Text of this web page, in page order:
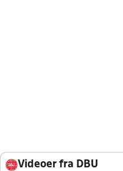
Videoer fra DBU